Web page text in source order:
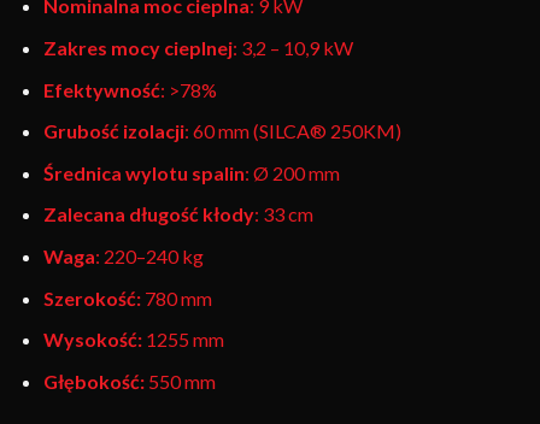
Nominalna moc cieplna: 9 kW
Zakres mocy cieplnej: 3,2 – 10,9 kW
Efektywność: >78%
Grubość izolacji: 60 mm (SILCA® 250KM)
Średnica wylotu spalin: Ø 200 mm
Zalecana długość kłody: 33 cm
Waga: 220–240 kg
Szerokość: 780 mm
Wysokość: 1255 mm
Głębokość: 550 mm